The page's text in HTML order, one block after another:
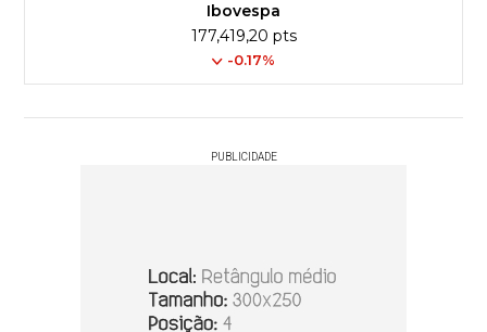
Ibovespa
177,419,20 pts
-0.17%
PUBLICIDADE